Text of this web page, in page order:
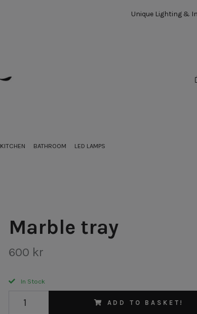
Unique Lighting &
KITCHEN BATHROOM LED LAMPS
Marble tray
600 kr
In Stock
ADD TO BASKET!